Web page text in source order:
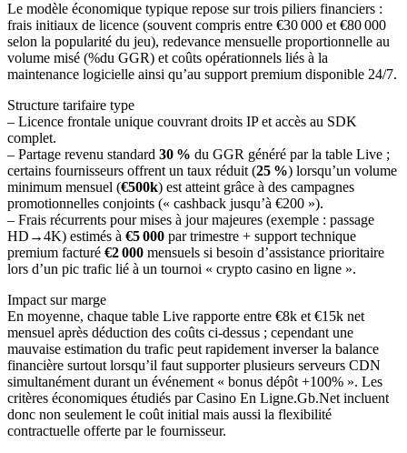
Le modèle économique typique repose sur trois piliers financiers :
frais initiaux de licence (souvent compris entre €30 000 et €80 000
selon la popularité du jeu), redevance mensuelle proportionnelle au
volume misé (%​du GGR) et coûts opérationnels liés à la
maintenance logicielle ainsi qu’au support premium disponible 24/7.
Structure tarifaire type
– Licence frontale unique couvrant droits IP et accès au SDK
complet.
– Partage revenu standard 30 % du GGR généré par la table Live ;
certains fournisseurs offrent un taux réduit (25 %) lorsqu’un volume
minimum mensuel (€500k) est atteint grâce à des campagnes
promotionnelles conjoints (« cashback jusqu’à €200 »).
– Frais récurrents pour mises à jour majeures (exemple : passage
HD→4K) estimés à €5 000 par trimestre + support technique
premium facturé €2 000 mensuels si besoin d’assistance prioritaire
lors d’un pic trafic lié à un tournoi « crypto casino en ligne ».
Impact sur marge
En moyenne, chaque table Live rapporte entre €8k et €15k net
mensuel après déduction des coûts ci‑dessus ; cependant une
mauvaise estimation du trafic peut rapidement inverser la balance
financière surtout lorsqu’il faut supporter plusieurs serveurs CDN
simultanément durant un événement « bonus dépôt +100% ». Les
critères économiques étudiés par Casino En Ligne.Gb.Net incluent
donc non seulement le coût initial mais aussi la flexibilité
contractuelle offerte par le fournisseur.